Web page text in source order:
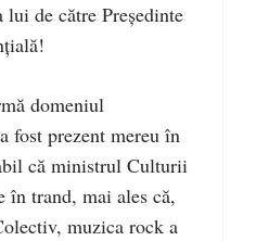
de către Preşedinte
domeniul
fost prezent mereu în
că ministrul Culturii
în trand, mai ales că,
muzica rock a